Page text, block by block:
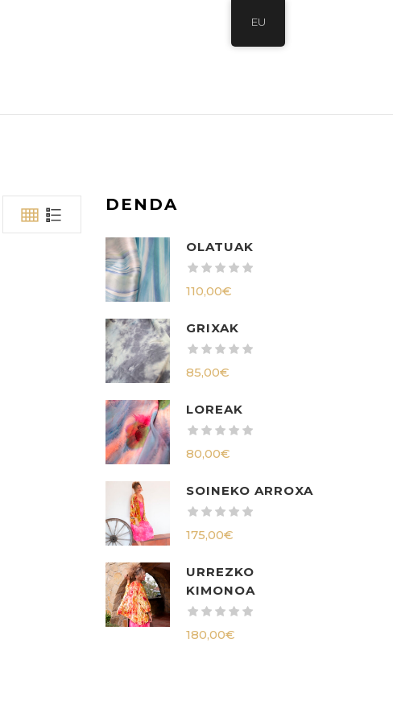
DENDA
OLATUAK
110,00€
GRIXAK
85,00€
LOREAK
80,00€
SOINEKO ARROXA
175,00€
URREZKO
KIMONOA
180,00€
EU